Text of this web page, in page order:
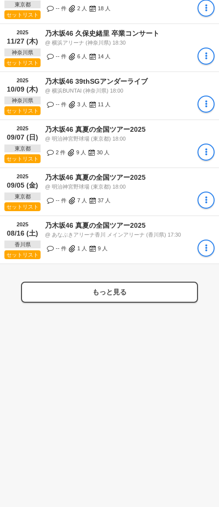
東京都
セットリスト
-- 件 2 人 18 人
2025
11/27 (木)
神奈川県
セットリスト
乃木坂46 久保史緒里 卒業コンサート
@ 横浜アリーナ (神奈川県) 18:30
-- 件 6 人 14 人
2025
10/09 (木)
神奈川県
セットリスト
乃木坂46 39thSGアンダーライブ
@ 横浜BUNTAI (神奈川県) 18:00
-- 件 3 人 11 人
2025
09/07 (日)
東京都
セットリスト
乃木坂46 真夏の全国ツアー2025
@ 明治神宮野球場 (東京都) 18:00
2 件 9 人 30 人
2025
09/05 (金)
東京都
セットリスト
乃木坂46 真夏の全国ツアー2025
@ 明治神宮野球場 (東京都) 18:00
-- 件 7 人 37 人
2025
08/16 (土)
香川県
セットリスト
乃木坂46 真夏の全国ツアー2025
@ あなぶきアリーナ香川 メインアリーナ (香川県) 17:30
-- 件 1 人 9 人
もっと見る